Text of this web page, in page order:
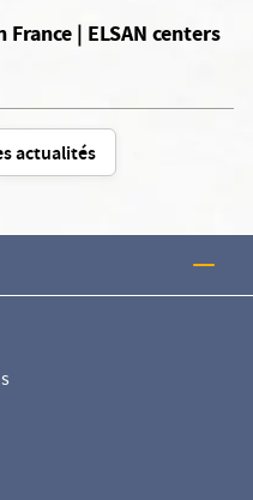
| ELSAN centers
actualités